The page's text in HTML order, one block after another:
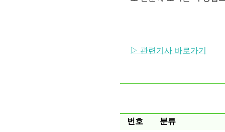
▷ 관련기사 바로가기
번호
분류